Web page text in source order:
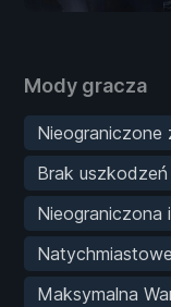
Mody gracza
Nieograniczone
Brak uszkodzeń
Nieograniczona
Maksymalna